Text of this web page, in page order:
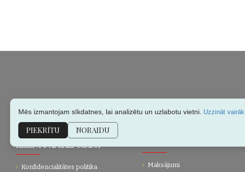
KLIENTU APKALPOŠANA
Konfidencialitātes politika
Maksājumi
Mēs izmantojam sīkdatnes, lai analizētu un uzlabotu vietni. Uzzināt vairāk
PIEKRĪTU NORAIDU